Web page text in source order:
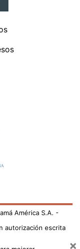
América S.A. -
autorización escrita
×